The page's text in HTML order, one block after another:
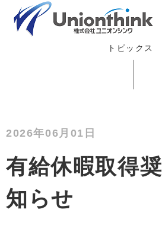
トピックス
2026年06月01日
有給休暇取得
知らせ